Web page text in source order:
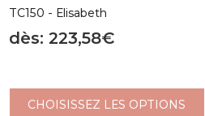
TC150 - Elisabeth
dès: 223,58€
CHOISISSEZ LES OPTIONS